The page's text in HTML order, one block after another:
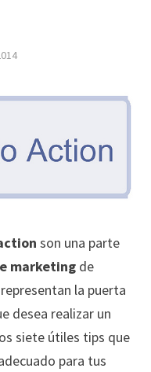
son una parte
marketingde
la puerta
desea realizar un
siete útiles tips que
para tus